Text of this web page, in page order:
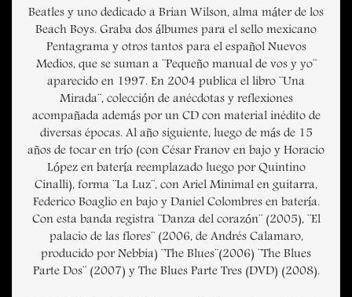
Beatles y uno dedicado a Brian Wilson, alma máter de los
Beach Boys. Graba dos álbumes para el sello mexicano
Pentagrama y otros tantos para el español Nuevos
Medios, que se suman a ¨Pequeño manual de vos y yo¨
aparecido en 1997. En 2004 publica el libro ¨Una
Mirada¨, colección de anécdotas y reflexiones
acompañada además por un CD con material inédito de
diversas épocas. Al año siguiente, luego de más de 15
años de tocar en trío (con César Franov en bajo y Horacio
López en batería reemplazado luego por Quintino
Cinalli), forma ¨La Luz¨, con Ariel Minimal en guitarra,
Federico Boaglio en bajo y Daniel Colombres en batería.
Con esta banda registra ¨Danza del corazón¨ (2005), ¨El
palacio de las flores¨ (2006, de Andrés Calamaro,
producido por Nebbia) ¨The Blues¨(2006) ¨The Blues
Parte Dos¨ (2007) y The Blues Parte Tres (DVD) (2008).